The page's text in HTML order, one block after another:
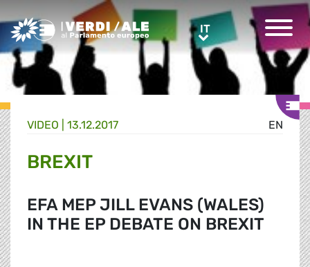
Greens/EFA Home ITIT
EN
VIDEO | 13.12.2017
BREXIT
EFA MEP JILL EVANS (WALES)
IN THE EP DEBATE ON BREXIT